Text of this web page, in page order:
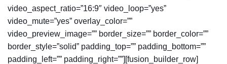
video_aspect_ratio=”16:9″ video_loop=”yes”
video_mute=”yes” overlay_color=””
video_preview_image=”” border_size=”” border_color=””
border_style=”solid” padding_top=”” padding_bottom=””
padding_left=”” padding_right=””][fusion_builder_row]